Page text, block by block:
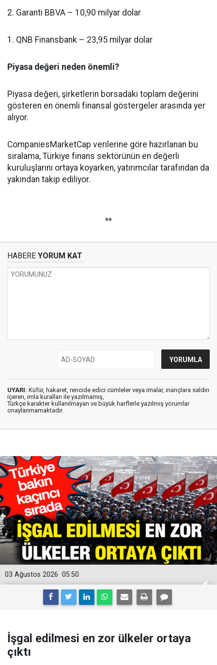
2. Garanti BBVA – 10,90 milyar dolar
1. QNB Finansbank – 23,95 milyar dolar
Piyasa değeri neden önemli?
Piyasa değeri, şirketlerin borsadaki toplam değerini
gösteren en önemli finansal göstergeler arasında yer
alıyor.
CompaniesMarketCap verilerine göre hazırlanan bu
sıralama, Türkiye finans sektörünün en değerli
kuruluşlarını ortaya koyarken, yatırımcılar tarafından da
yakından takip ediliyor.
**
HABERE YORUM KAT
UYARI: Küfür, hakaret, rencide edici cümleler veya imalar, inançlara saldırı
içeren, imla kuralları ile yazılmamış,
Türkçe karakter kullanılmayan ve büyük harflerle yazılmış yorumlar
onaylanmamaktadır.
05:50
03 Ağustos 2026
İşgal edilmesi en zor ülkeler ortaya
çıktı